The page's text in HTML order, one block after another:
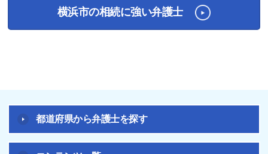
横浜市の相続に強い弁護士
都道府県から弁護士を探す